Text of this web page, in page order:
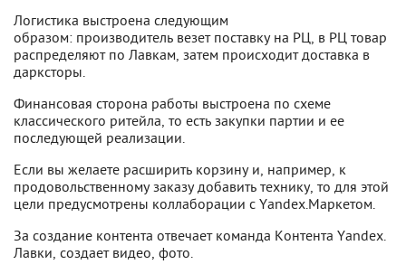
Логистика выстроена следующим
образом: производитель везет поставку на РЦ, в РЦ товар
распределяют по Лавкам, затем происходит доставка в
дарксторы.
Финансовая сторона работы выстроена по схеме
классического ритейла, то есть закупки партии и ее
последующей реализации.
Если вы желаете расширить корзину и, например, к
продовольственному заказу добавить технику, то для этой
цели предусмотрены коллаборации с Yandex.Маркетом.
За создание контента отвечает команда Контента Yandex.
Лавки, создает видео, фото.